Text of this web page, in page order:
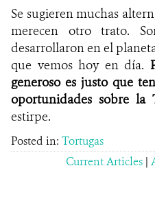
Se sugieren muchas
merecen otro trato.
desarrollaron en el
que vemos hoy en día.
generoso es justo que
oportunidades sobre la
estirpe.
Posted in: Tortugas
Current Articles |